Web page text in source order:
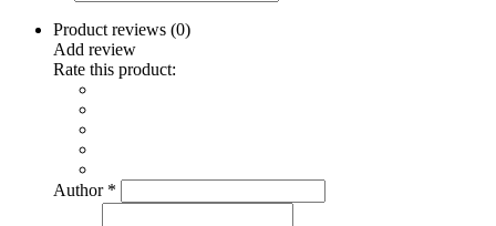
Product reviews (0)
Add review
Rate this product:
Author *